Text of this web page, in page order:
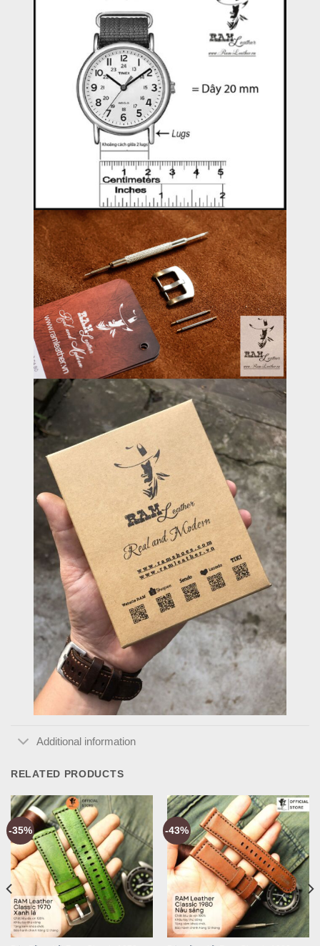
Additional information
RELATED PRODUCTS
-35% -43%